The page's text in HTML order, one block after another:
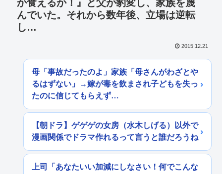
か食えるか！』と父が豹変し、家族を蔑
んでいた。それから数年後、立場は逆転
し…
2015.12.21
母「事故だったのよ」家族「母さんがわざとや
るはずない」→嫁が毒を飲まされ子どもを失っ
たのに信じてもらえず…
【朝ドラ】ゲゲゲの女房（水木しげる）以外で
漫画関係でドラマ作れるって言うと誰だろうね
上司「あなたいい加減にしなさい！何でこんな